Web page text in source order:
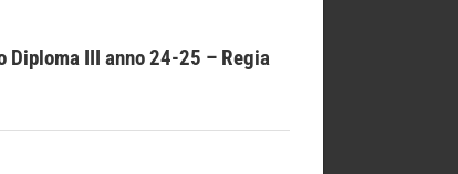
Diploma III anno 24-25 – Regia